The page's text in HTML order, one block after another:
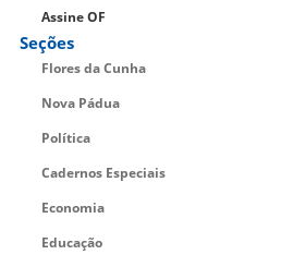
Assine OF
Seções
Flores da Cunha
Nova Pádua
Política
Cadernos Especiais
Economia
Educação